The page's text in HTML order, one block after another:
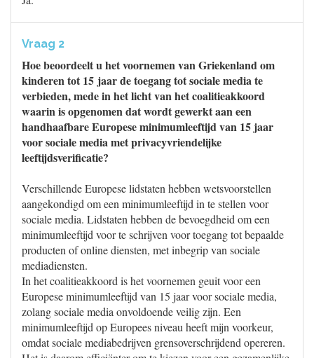
Vraag 2
Hoe beoordeelt u het voornemen van Griekenland om
kinderen tot 15 jaar de toegang tot sociale media te
verbieden, mede in het licht van het coalitieakkoord
waarin is opgenomen dat wordt gewerkt aan een
handhaafbare Europese minimumleeftijd van 15 jaar
voor sociale media met privacyvriendelijke
leeftijdsverificatie?
Verschillende Europese lidstaten hebben wetsvoorstellen
aangekondigd om een minimumleeftijd in te stellen voor
sociale media. Lidstaten hebben de bevoegdheid om een
minimumleeftijd voor te schrijven voor toegang tot bepaalde
producten of online diensten, met inbegrip van sociale
mediadiensten.
In het coalitieakkoord is het voornemen geuit voor een
Europese minimumleeftijd van 15 jaar voor sociale media,
zolang sociale media onvoldoende veilig zijn. Een
minimumleeftijd op Europees niveau heeft mijn voorkeur,
omdat sociale mediabedrijven grensoverschrijdend opereren.